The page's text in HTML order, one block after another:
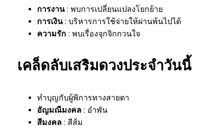
การงาน : พบการเปลี่ยนแปลงโยกย้าย
การเงิน : บริหารการใช้จ่ายให้ผ่านพ้นไปได้
ความรัก : พบเรื่องจุกจิกกวนใจ
เคล็ดลับเสริมดวงประจำวันนี้
ทำบุญกับผู้พิการทางสายตา
อัญมณีมงคล : อำพัน
สีมงคล : สีส้ม